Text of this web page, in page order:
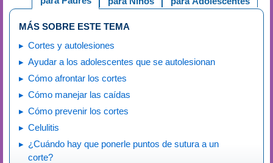
MÁS SOBRE ESTE TEMA
Cortes y autolesiones
Ayudar a los adolescentes que se autolesionan
Cómo afrontar los cortes
Cómo manejar las caídas
Cómo prevenir los cortes
Celulitis
¿Cuándo hay que ponerle puntos de sutura a un
corte?